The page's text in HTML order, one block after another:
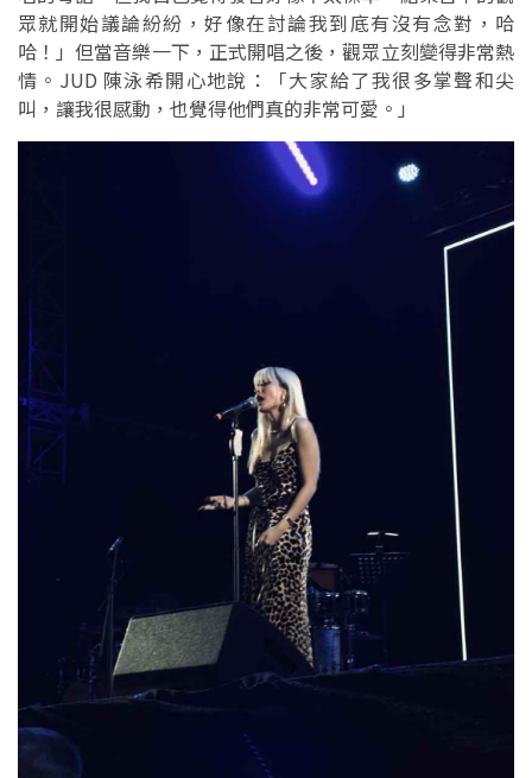
眾就開始議論紛紛，好像在討論我到底有沒有念對，哈
哈！」但當音樂一下，正式開唱之後，觀眾立刻變得非常熱
情。JUD 陳泳希開心地說：「大家給了我很多掌聲和尖
叫，讓我很感動，也覺得他們真的非常可愛。」